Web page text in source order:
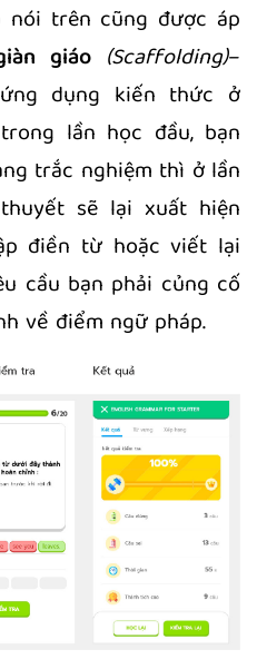
trên cũng được áp
giáo (Scaffolding)–
dụng kiến thức ở
lần học đầu, bạn
trắc nghiệm thì ở lần
sẽ lại xuất hiện
điền từ hoặc viết lại
cầu bạn phải củng cố
về điểm ngữ pháp.